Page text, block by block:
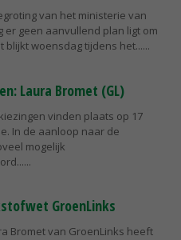
van het ministerie van
geen aanvullend plan ligt om
blijkt woensdag tijdens het...
Laura Bromet (GL)
vinden plaats op 17
In de aanloop naar de
mogelijk
GroenLinks
Bromet van GroenLinks heeft